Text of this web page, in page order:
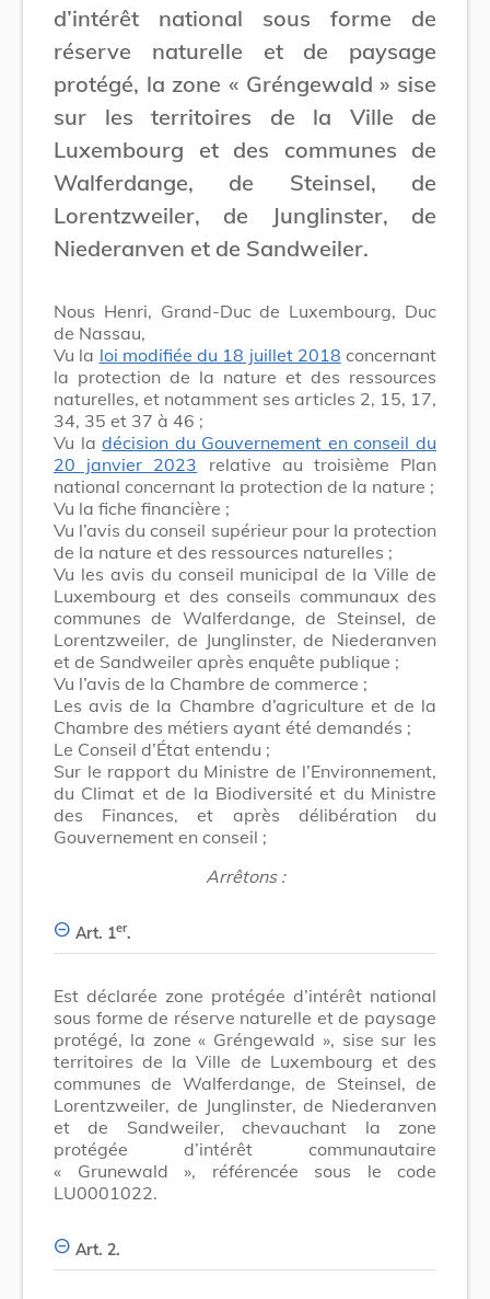
d’intérêt national sous forme de
réserve naturelle et de paysage
protégé, la zone « Gréngewald » sise
sur les territoires de la Ville de
Luxembourg et des communes de
Walferdange, de Steinsel, de
Lorentzweiler, de Junglinster, de
Niederanven et de Sandweiler.
Nous Henri, Grand-Duc de Luxembourg, Duc
de Nassau,
Vu la loi modifiée du 18 juillet 2018 concernant
la protection de la nature et des ressources
naturelles, et notamment ses articles 2, 15, 17,
34, 35 et 37 à 46 ;
Vu ladécision du Gouvernement en conseil du
20 janvier 2023 relative au troisième Plan
national concernant la protection de la nature ;
Vu la fiche financière ;
Vu l’avis du conseil supérieur pour la protection
de la nature et des ressources naturelles ;
Vu les avis du conseil municipal de la Ville de
Luxembourg et des conseils communaux des
communes de Walferdange, de Steinsel, de
Lorentzweiler, de Junglinster, de Niederanven
et de Sandweiler après enquête publique ;
Vu l’avis de la Chambre de commerce ;
Les avis de la Chambre d’agriculture et de la
Chambre des métiers ayant été demandés ;
Le Conseil d’État entendu ;
Sur le rapport du Ministre de l’Environnement,
du Climat et de la Biodiversité et du Ministre
des Finances, et après délibération du
Gouvernement en conseil ;
Arrêtons :
Art. 1er.
Est déclarée zone protégée d’intérêt national
sous forme de réserve naturelle et de paysage
protégé, la zone « Gréngewald », sise sur les
territoires de la Ville de Luxembourg et des
communes de Walferdange, de Steinsel, de
Lorentzweiler, de Junglinster, de Niederanven
et de Sandweiler, chevauchant la zone
protégée d’intérêt communautaire
« Grunewald », référencée sous le code
LU0001022.
Art. 2.